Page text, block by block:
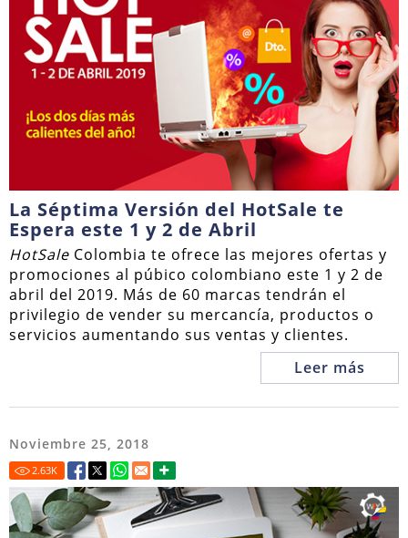
La Séptima Versión del HotSale te
Espera este 1 y 2 de Abril
HotSale Colombia te ofrece las mejores ofertas y
promociones al púbico colombiano este 1 y 2 de
abril del 2019. Más de 60 marcas tendrán el
privilegio de vender su mercancía, productos o
servicios aumentando sus ventas y clientes.
Leer más
Noviembre 25, 2018
2.63K